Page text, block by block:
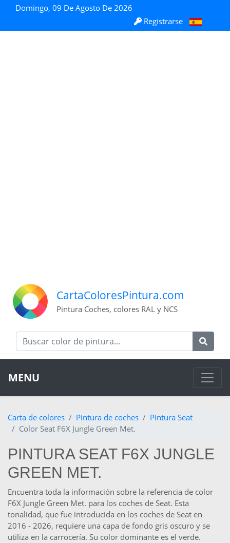
Domingo, 09 De Agosto De 2026
Registrarse
CartaColoresPintura.com
Pintura Coches, colores RAL y NCS
MENU
Carta de colores Pintura de coches
Pintura Seat
Color Seat F6X Jungle Green Met.
PINTURA SEAT F6X JUNGLE
GREEN MET.
Encuentra toda la información sobre la referencia de color
F6X Jungle Green Met. para los coches de Seat. Esta
tonalidad, que fue introducida en los coches de Seat en
2016 - 2026, requiere una capa de fondo gris oscuro y se
utiliza en la carrocería. Su color dominante es el verde.